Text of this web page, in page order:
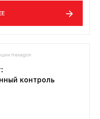
Hexagon
контроль